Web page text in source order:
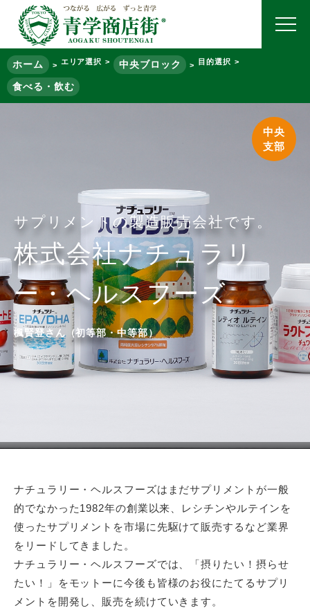
ホーム エリア選択 中央ブロック 目的選択
食べる・飲む
サプリメントの製造販売会社です。
株式会社ナチュラリ
ー・ヘルスフーズ
楓賢登さん（初等部・中等部）
中央
支部
ナチュラリー・ヘルスフーズはまだサプリメントが一般
的でなかった1982年の創業以来、レシチンやルテインを
使ったサプリメントを市場に先駆けて販売するなど業界
をリードしてきました。
ナチュラリー・ヘルスフーズでは、「摂りたい！摂らせ
たい！」をモットーに今後も皆様のお役にたてるサプリ
メントを開発し、販売を続けていきます。